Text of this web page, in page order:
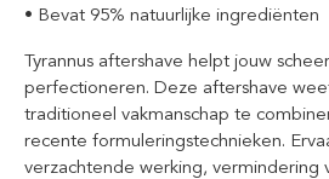
• Bevat 95% natuurlijke ingrediënten
Tyrannus aftershave helpt jouw
perfectioneren. Deze aftershave
traditioneel vakmanschap te
recente formuleringstechnieken.
verzachtende werking, vermindering